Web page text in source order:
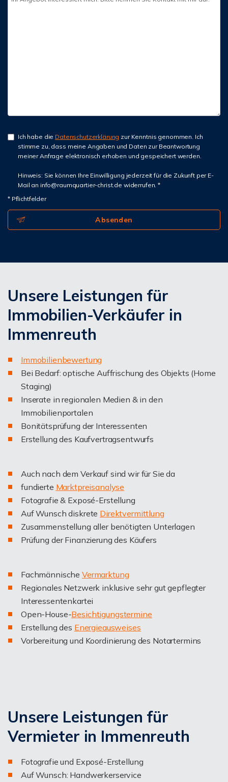
Ich habe die Datenschutzerklärung zur Kenntnis genommen. Ich
stimme zu, dass meine Angaben und Daten zur Beantwortung
meiner Anfrage elektronisch erhoben und gespeichert werden.
Hinweis: Sie können Ihre Einwilligung jederzeit für die Zukunft per E-
Mail an info@raumquartier-christ.de widerrufen. *
* Pflichtfelder
Absenden
Unsere Leistungen für
Immobilien-Verkäufer in
Immenreuth
Immobilienbewertung
Bei Bedarf: optische Auffrischung des Objekts (Home
Staging)
Inserate in regionalen Medien & in den
Immobilienportalen
Bonitätsprüfung der Interessenten
Erstellung des Kaufvertragsentwurfs
Auch nach dem Verkauf sind wir für Sie da
fundierte Marktpreisanalyse
Fotografie & Exposé-Erstellung
Auf Wunsch diskrete Direktvermittlung
Zusammenstellung aller benötigten Unterlagen
Prüfung der Finanzierung des Käufers
Fachmännische Vermarktung
Regionales Netzwerk inklusive sehr gut gepflegter
Interessentenkartei
Open-House-Besichtigungstermine
Erstellung des Energieausweises
Vorbereitung und Koordinierung des Notartermins
Unsere Leistungen für
Vermieter in Immenreuth
Fotografie und Exposé-Erstellung
Auf Wunsch: Handwerkerservice